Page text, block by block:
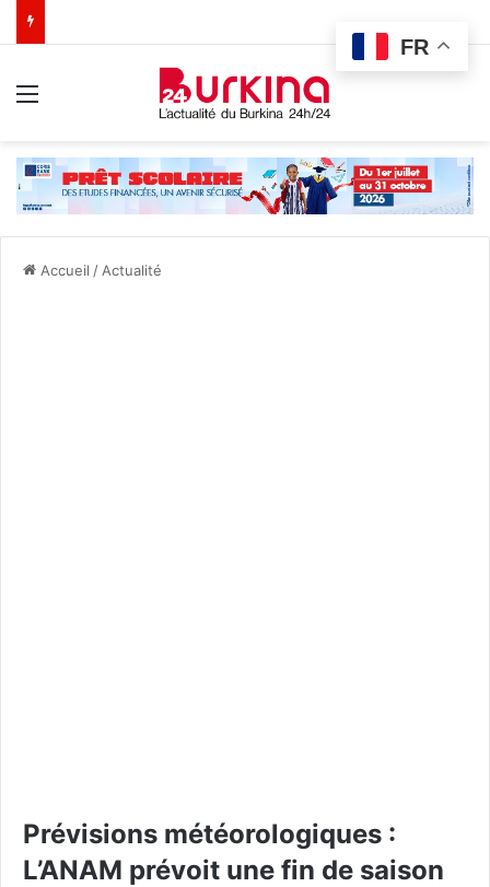
Accueil / Actualité
Prévisions météorologiques :
L’ANAM prévoit une fin de saison
FR